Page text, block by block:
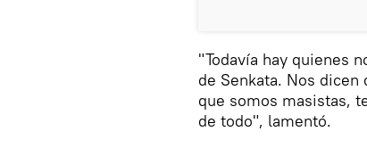
"Todavía hay quienes
de Senkata. Nos
que somos masistas,
de todo", lamentó.